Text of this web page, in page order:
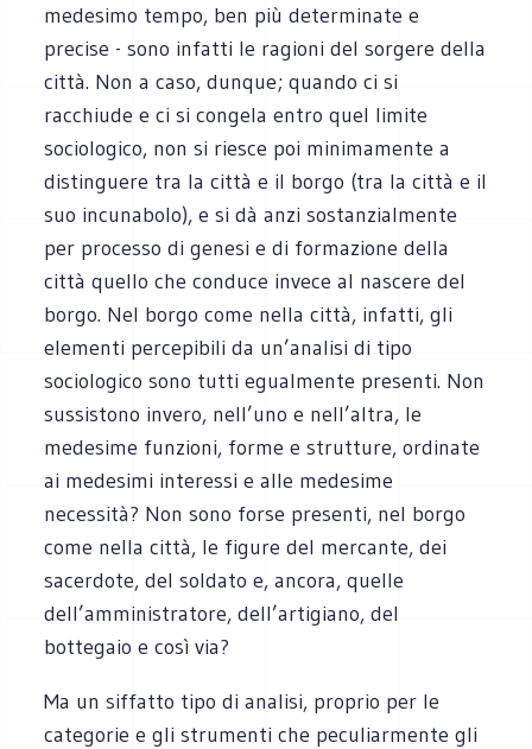
medesimo tempo, ben più determinate e
precise - sono infatti le ragioni del sorgere della
città. Non a caso, dunque; quando ci si
racchiude e ci si congela entro quel limite
sociologico, non si riesce poi minimamente a
distinguere tra la città e il borgo (tra la città e il
suo incunabolo), e si dà anzi sostanzialmente
per processo di genesi e di formazione della
città quello che conduce invece al nascere del
borgo. Nel borgo come nella città, infatti, gli
elementi percepibili da un’analisi di tipo
sociologico sono tutti egualmente presenti. Non
sussistono invero, nell’uno e nell’altra, le
medesime funzioni, forme e strutture, ordinate
ai medesimi interessi e alle medesime
necessità? Non sono forse presenti, nel borgo
come nella città, le figure del mercante, dei
sacerdote, del soldato e, ancora, quelle
dell’amministratore, dell’artigiano, del
bottegaio e così via?
Ma un siffatto tipo di analisi, proprio per le
categorie e gli strumenti che peculiarmente gli